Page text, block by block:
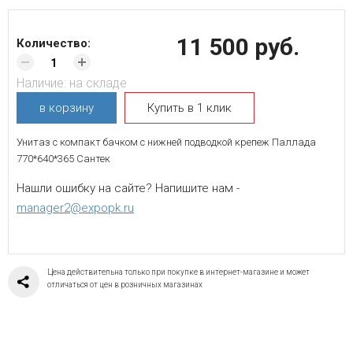
11 500 руб.
Количество:
Наличие: на складе
в корзину Купить в 1 клик
Унитаз с компакт бачком с нижней подводкой крепеж Паллада
770*640*365 Сантек
Нашли ошибку на сайте? Напишите нам -
manager2@expopk.ru
Цена действительна только при покупке в интернет-магазине и может
отличаться от цен в розничных магазинах